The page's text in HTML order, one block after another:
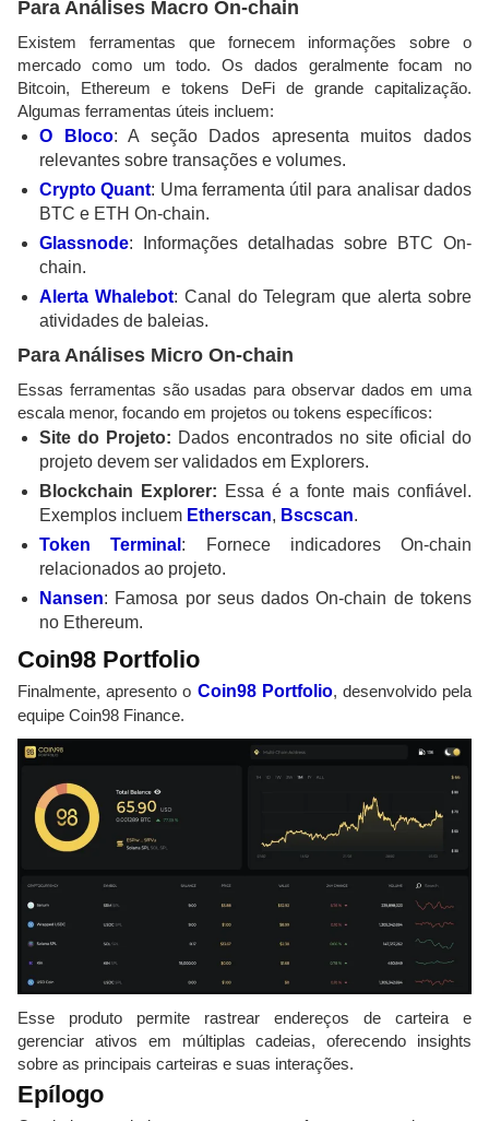
Para Análises Macro On-chain
Existem ferramentas que fornecem informações sobre o
mercado como um todo. Os dados geralmente focam no
Bitcoin, Ethereum e tokens DeFi de grande capitalização.
Algumas ferramentas úteis incluem:
O Bloco: A seção Dados apresenta muitos dados
relevantes sobre transações e volumes.
Crypto Quant: Uma ferramenta útil para analisar dados
BTC e ETH On-chain.
Glassnode: Informações detalhadas sobre BTC On-
chain.
Alerta Whalebot: Canal do Telegram que alerta sobre
atividades de baleias.
Para Análises Micro On-chain
Essas ferramentas são usadas para observar dados em uma
escala menor, focando em projetos ou tokens específicos:
Site do Projeto: Dados encontrados no site oficial do
projeto devem ser validados em Explorers.
Blockchain Explorer: Essa é a fonte mais confiável.
Exemplos incluem Etherscan, Bscscan.
Token Terminal : Fornece indicadores On-chain
relacionados ao projeto.
Nansen: Famosa por seus dados On-chain de tokens
no Ethereum.
Coin98 Portfolio
Finalmente, apresento o Coin98 Portfolio, desenvolvido pela
equipe Coin98 Finance.
Esse produto permite rastrear endereços de carteira e
gerenciar ativos em múltiplas cadeias, oferecendo insights
sobre as principais carteiras e suas interações.
Epílogo